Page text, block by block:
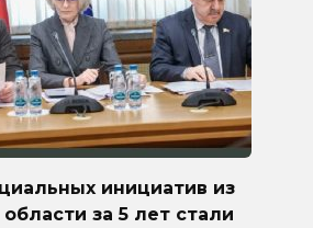
инициатив из
за 5 лет стали